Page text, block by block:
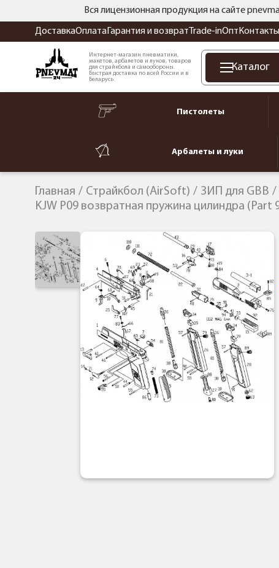
Вся лицензионная продукция на сайте
ДоставкаОплата Гарантия и возврат Trade-inОпт Контакты
Интернет-магазин пневматики,
макетов, арбалетов и луков, товаров
для страйкбола и самообороны.
Быстрая доставка по всей России и в
Беларусь.
Каталог
Пистолеты
Арбалеты и луки
Главная Страйкбол (AirSoft) ЗИП для GBB
KJW P09 возвратная пружина цилиндра (Part